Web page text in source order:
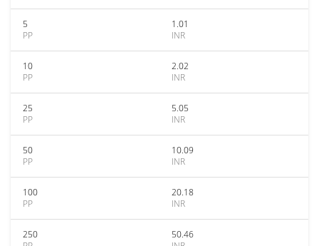
5
PP
1.01
INR
10
PP
2.02
INR
25
PP
5.05
INR
50
PP
10.09
INR
100
PP
20.18
INR
250
50.46